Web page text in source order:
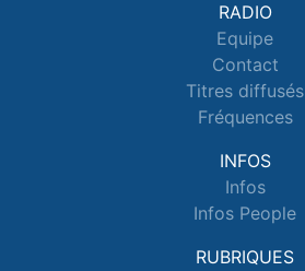
RADIO
Equipe
Contact
Titres diffusés
Fréquences
INFOS
Infos
Infos People
RUBRIQUES